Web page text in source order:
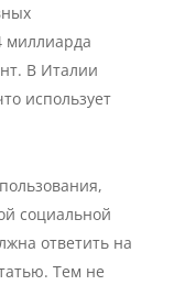
миллиарда
В Италии
использует
социальной
ответить на
Тем не